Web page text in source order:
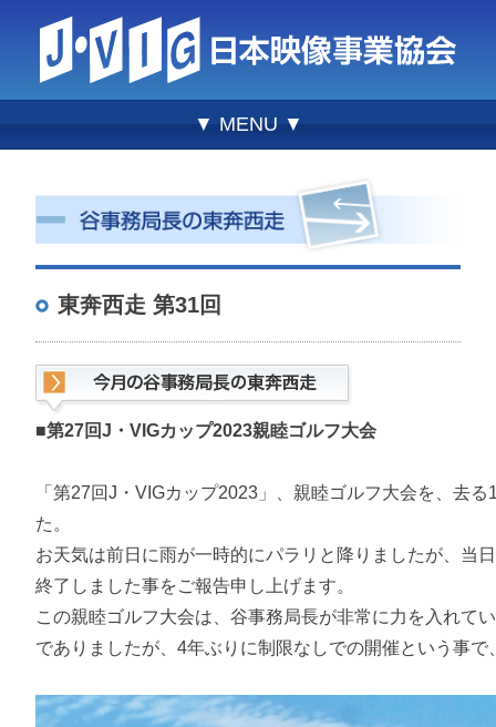
▼ MENU ▼
東奔西走 第31回
■第27回J・VIGカップ2023親睦ゴルフ大会
「第27回J・VIGカップ2023」、親睦ゴルフ大会を、去
た。
お天気は前日に雨が一時的にパラリと降りましたが、当
終了しました事をご報告申し上げます。
この親睦ゴルフ大会は、谷事務局長が非常に力を入れて
でありましたが、4年ぶりに制限なしでの開催という事